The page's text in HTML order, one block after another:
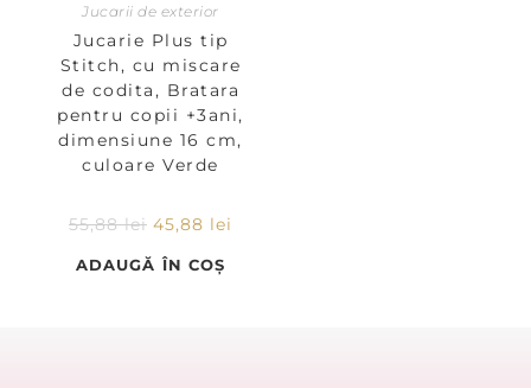
Jucarii de exterior
Jucarie Plus tip
Stitch, cu miscare
de codita, Bratara
pentru copii +3ani,
dimensiune 16 cm,
culoare Verde
55,88lei 45,88 lei
ADAUGĂ ÎN COȘ